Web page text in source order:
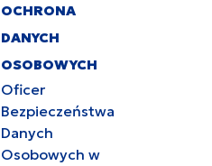
OCHRONA
DANYCH
OSOBOWYCH
Oficer
Bezpieczeństwa
Danych
Osobowych w